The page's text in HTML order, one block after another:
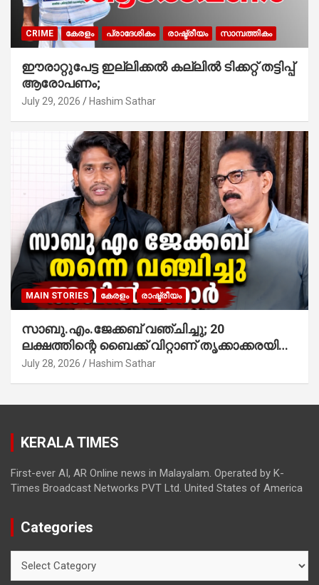
CRIME കേരളം പ്രാദേശികം രാഷ്ട്രീയം സാമ്പത്തികം
ഈരാറ്റുപേട്ട ഇല്ലിക്കൽ കല്ലിൽ ടിക്കറ്റ് തട്ടിപ്പ്
ആരോപണം;
July 29, 2026 Hashim Sathar
MAIN STORIES കേരളം രാഷ്ട്രീയം
സാബു.എം.ജേക്കബ് വഞ്ചിച്ചു; 20
ലക്ഷത്തിന്റെ ബൈക്ക് വിറ്റാണ് തൃക്കാക്കരയില്‍
മത്സരിച്ചത്! പ്രചാരണത്തിന് രണ്ടേ രണ്ടുപേര്‍
അഖില്‍ മാരാര്‍ ട്വന്റി 20 വിട്ടു
July 28, 2026 Hashim Sathar
KERALA TIMES
First-ever AI, AR Online news in Malayalam. Operated by K-
Times Broadcast Networks PVT Ltd. United States of America
Categories